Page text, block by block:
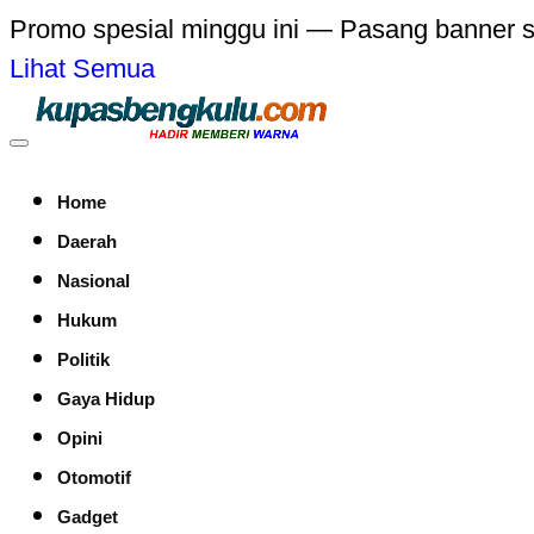
Promo spesial minggu ini — Pasang banner
Lihat Semua
Home
Daerah
Nasional
Hukum
Politik
Gaya Hidup
Opini
Otomotif
Gadget